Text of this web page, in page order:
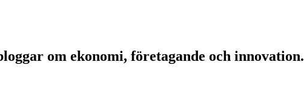
om ekonomi, företagande och innovation.